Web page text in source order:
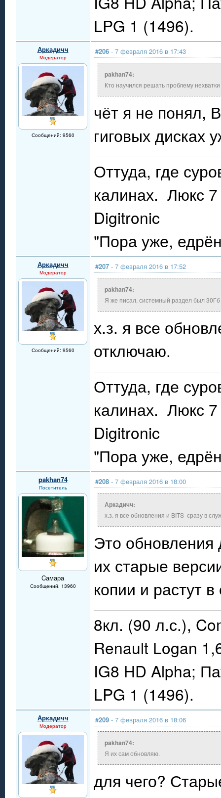
LPG 1 (1496).
Аркадичч
Модератор
Сообщений: 9560
#206 - 7 февраля 2016 в 17:43
pakhan74:
Кто научился решать проблему
чёт я не
гиговых дисках
Оттуда, где
калинах. Люкс
Digitronic
"Пора уже,
Аркадичч
Модератор
Сообщений: 9560
#207 - 7 февраля 2016 в 17:52
pakhan74:
Я же писал, системный раздел был 30Гб
х.з. я все
отключаю.
Оттуда, где
калинах. Люкс
Digitronic
"Пора уже,
pakhan74
Посетитель
Cамара
Сообщений: 13960
#208 - 7 февраля 2016 в 18:00
Аркадичч:
х.з. я все обновления и BITS сразу в
Это
их старые
копии и растут
8кл. (90 л.с.),
Renault Logan
IG8 HD Alpha;
LPG 1 (1496).
Аркадичч
Модератор
#209 - 7 февраля 2016 в 18:06
pakhan74:
Я их сам обновляю.
для чего?